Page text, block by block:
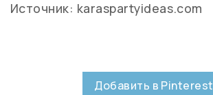
Источник: karaspartyideas.com
Добавить в Pinterest